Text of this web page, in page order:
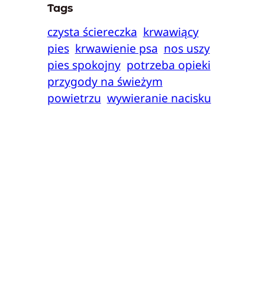
Tags
czysta ściereczka krwawiący
pies krwawienie psa nos uszy
pies spokojny potrzeba opieki
przygody na świeżym
powietrzu wywieranie nacisku